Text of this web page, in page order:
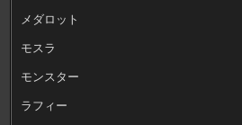
メダロット
モスラ
モンスター
ラフィー